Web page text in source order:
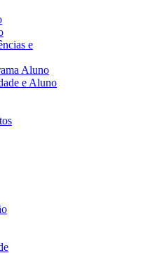
e
Aluno
e Aluno